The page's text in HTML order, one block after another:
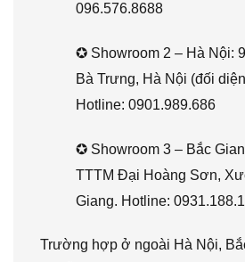
096.576.8688
✪ Showroom 2 – Hà Nội:
Bà Trưng, Hà Nội (đối
Hotline: 0901.989.686
✪ Showroom 3 – Bắc
TTTM Đại Hoàng Sơn,
Giang. Hotline:
Trường hợp ở ngoài Hà Nội,